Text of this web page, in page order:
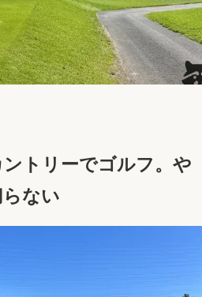
トリーでゴルフ。や
ない